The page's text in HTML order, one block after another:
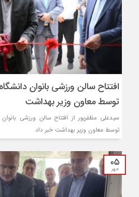
افتتاح سالن ورزشی بانوان
توسط معاون وزیر بهداشت
سیدعلی مظفرپور از افتتاح سالن ورزشی
توسط معاون وزیر بهداشت خبر داد.
۰۵
مهر